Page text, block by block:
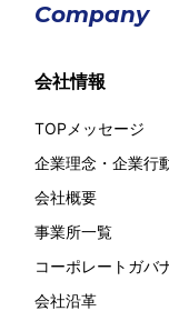
Company
会社情報
TOPメッセージ
企業理念・企業行
会社概要
事業所一覧
コーポレートガバ
会社沿革